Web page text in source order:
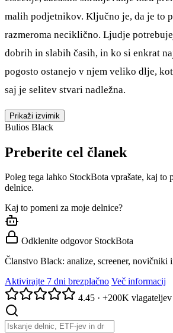
malih podjetnikov. Ključno je, da je to
razmeroma neciklično. Ljudje
dobrih in slabih časih, in ko si enkrat
pogosto ostanejo v njem veliko dlje,
saj je selitev stvari nadležna.
Prikaži izvirnik
Bulios Black
Preberite cel članek
Poleg tega lahko StockBota vprašate, kaj to
delnice.
Kaj to pomeni za moje delnice?
Odklenite odgovor StockBota
Članstvo Black: analize, screener, novičniki
Aktivirajte 7 dni brezplačno Več informacij
4.45 · +200K